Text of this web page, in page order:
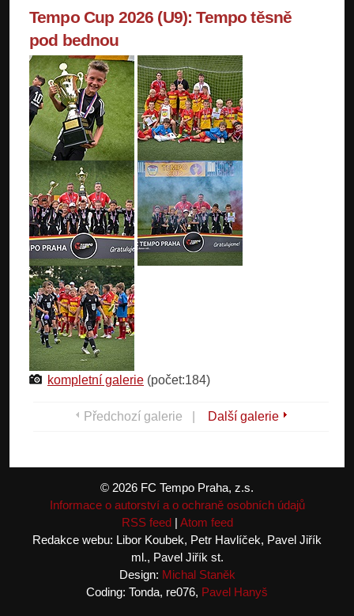
Tempo Cup 2026 (U9): Tempo těsně
pod bednou
kompletní galerie (počet:184)
Předchozí galerie Další galerie
© 2026 FC Tempo Praha, z.s.
Informace o autorství a o ochraně osobních údajů
RSS feed| Atom feed
Redakce webu: Libor Koubek, Petr Havlíček, Pavel Jiřík
ml., Pavel Jiřík st.
Design: Michal Staněk
Coding: Tonda, re076, Pavel Hanyš